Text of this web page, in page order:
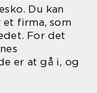
Du kan
firma, som
For det
er at gå i, og